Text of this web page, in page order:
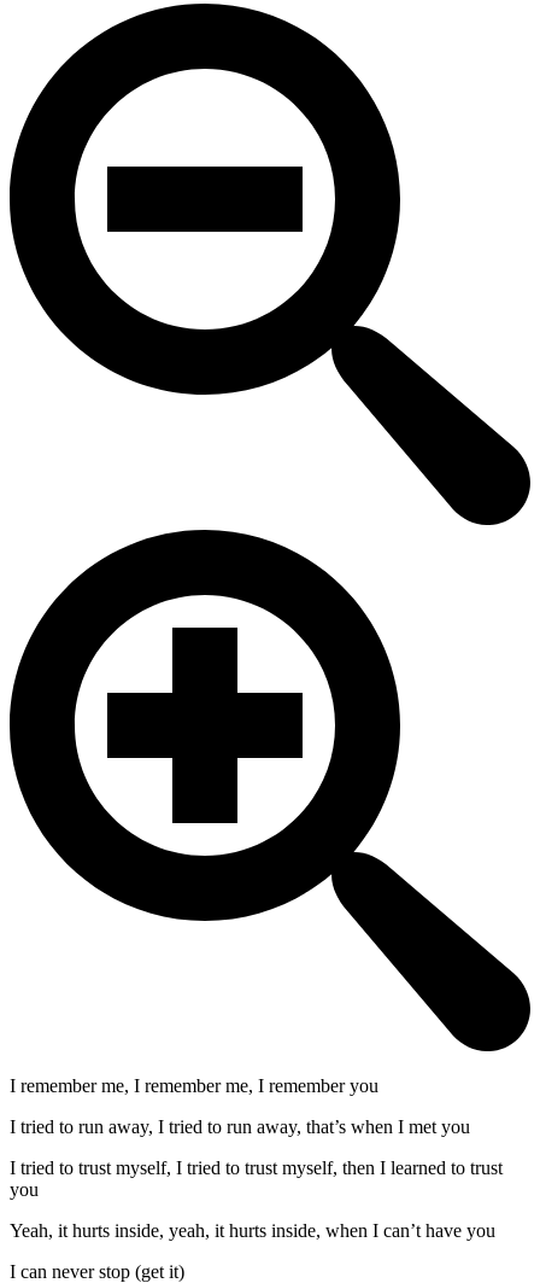
I remember me, I remember me, I remember you
I tried to run away, I tried to run away, that’s when I met you
I tried to trust myself, I tried to trust myself, then I learned to trust
you
Yeah, it hurts inside, yeah, it hurts inside, when I can’t have you
I can never stop (get it)